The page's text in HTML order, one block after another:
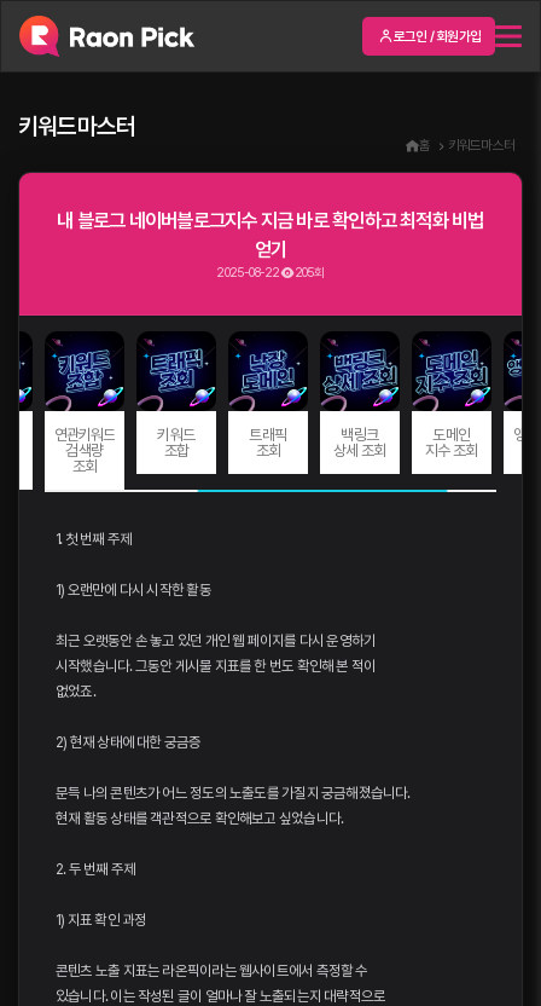
로그인 / 회원가입
키워드마스터
홈 키워드마스터
내 블로그 네이버블로그지수 지금 바로 확인하고 최적화 비법
얻기
2025-08-22 205회
연관키워드
검색량
조회
키워드
조합
트래픽
조회
백링크
상세 조회
도메인
지수 조회
앵
1. 첫 번째 주제
1) 오랜만에 다시 시작한 활동
최근 오랫동안 손 놓고 있던 개인 웹 페이지를 다시 운영하기
시작했습니다. 그동안 게시물 지표를 한 번도 확인해 본 적이
없었죠.
2) 현재 상태에 대한 궁금증
문득 나의 콘텐츠가 어느 정도의 노출도를 가질지 궁금해졌습니다.
현재 활동 상태를 객관적으로 확인해보고 싶었습니다.
2. 두 번째 주제
1) 지표 확인 과정
콘텐츠 노출 지표는 라온픽이라는 웹사이트에서 측정할 수
있습니다. 이는 작성된 글이 얼마나 잘 노출되는지 대략적으로